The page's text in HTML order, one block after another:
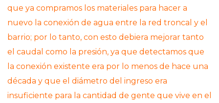
que ya compramos los materiales para hacer a
nuevo la conexión de agua entre la red troncal y el
barrio; por lo tanto, con esto debiera mejorar tanto
el caudal como la presión, ya que detectamos que
la conexión existente era por lo menos de hace una
década y que el diámetro del ingreso era
insuficiente para la cantidad de gente que vive en el